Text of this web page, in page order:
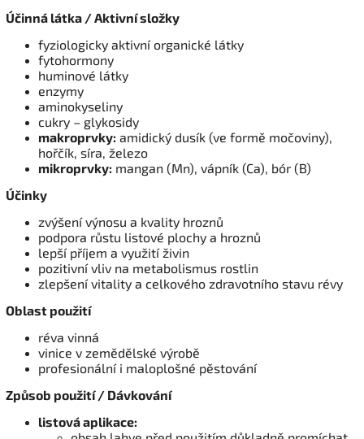
Účinná látka / Aktivní složky
fyziologicky aktivní organické látky
fytohormony
huminové látky
enzymy
aminokyseliny
cukry – glykosidy
makroprvky: amidický dusík (ve formě močoviny),
hořčík, síra, železo
mikroprvky: mangan (Mn), vápník (Ca), bór (B)
Účinky
zvýšení výnosu a kvality hroznů
podpora růstu listové plochy a hroznů
lepší příjem a využití živin
pozitivní vliv na metabolismus rostlin
zlepšení vitality a celkového zdravotního stavu révy
Oblast použití
réva vinná
vinice v zemědělské výrobě
profesionální i maloplošné pěstování
Způsob použití / Dávkování
listová aplikace: